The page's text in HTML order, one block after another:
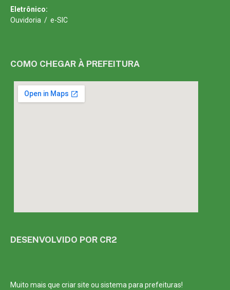
Eletrônico:
Ouvidoria / e-SIC
COMO CHEGAR À PREFEITURA
DESENVOLVIDO POR CR2
Muito mais que criar site ou sistema para prefeituras!